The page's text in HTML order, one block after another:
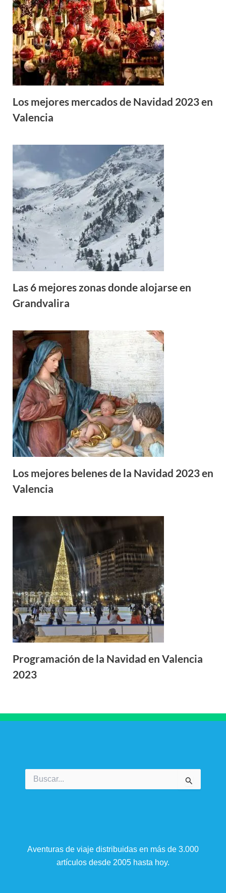
Los mejores mercados de Navidad 2023 en
Valencia
Las 6 mejores zonas donde alojarse en
Grandvalira
Los mejores belenes de la Navidad 2023 en
Valencia
Programación de la Navidad en Valencia
2023
por:
Aventuras de viaje distribuidas en más de 3.000
artículos desde 2005 hasta hoy.